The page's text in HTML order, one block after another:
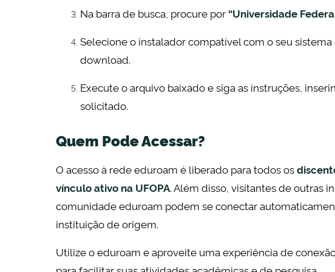
Na barra de busca, procure por “Universidade
Selecione o instalador compatível com o seu
download.
Execute o arquivo baixado e siga as instruções,
solicitado.
Quem Pode Acessar?
O acesso à rede eduroam é liberado para todos os
vínculo ativo na UFOPA. Além disso, visitantes de outras
comunidade eduroam podem se conectar
instituição de origem.
Utilize o eduroam e aproveite uma experiência de